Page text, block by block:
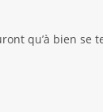
qu’à bien se